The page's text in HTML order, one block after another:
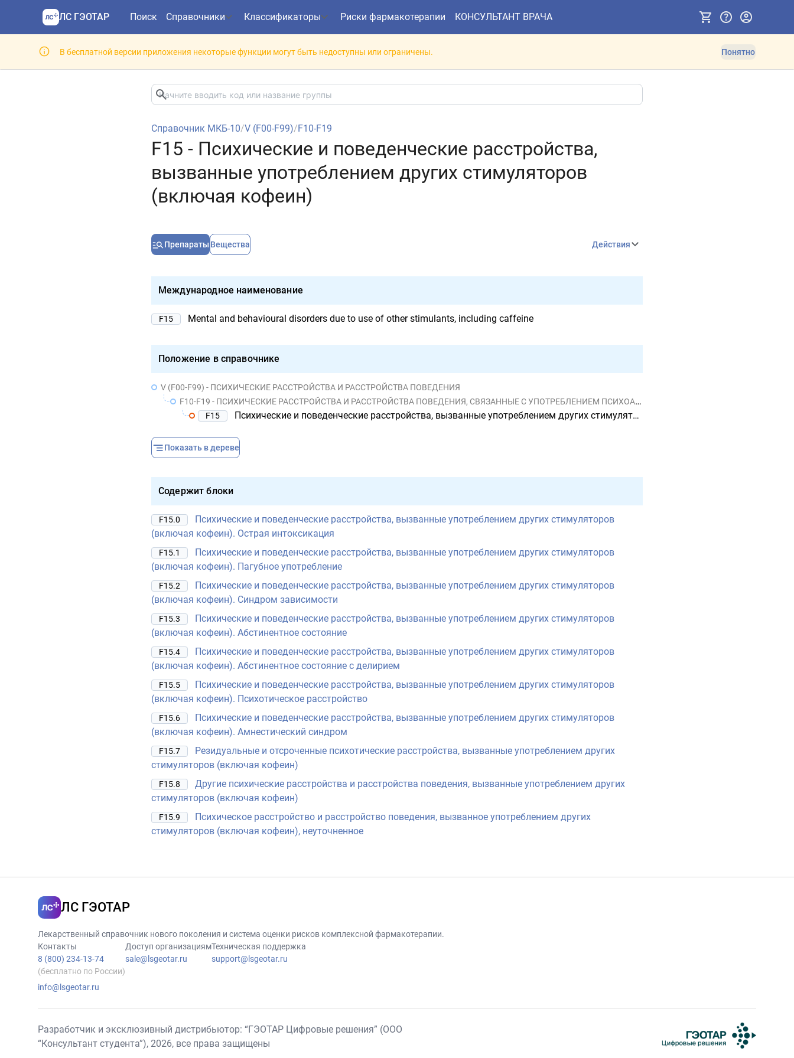
ЛС ГЭОТАР Поиск Справочники Классификаторы Риски фармакотерапии КОНСУЛЬТАНТ ВРАЧА
В бесплатной версии приложения некоторые функции могут быть недоступны или ограничены. Понятно
Справочник МКБ-10/V (F00-F99)/F10-F19
F15 - Психические и поведенческие расстройства,
вызванные употреблением других стимуляторов
(включая кофеин)
Препараты Вещества Действия
Международное наименование
F15 Mental and behavioural disorders due to use of other stimulants, including caffeine
Положение в справочнике
V (F00-F99) - ПСИХИЧЕСКИЕ РАССТРОЙСТВА И РАССТРОЙСТВА ПОВЕДЕНИЯ
F10-F19 - ПСИХИЧЕСКИЕ РАССТРОЙСТВА И РАССТРОЙСТВА ПОВЕДЕНИЯ, СВЯЗАННЫЕ С УПОТРЕБЛЕНИЕМ ПСИХОАКТИВНЫХ ВЕЩЕСТВ
F15
Психические и поведенческие расстройства, вызванные употреблением других стимуляторов (включая кофеин)
Показать в дереве
Содержит блоки
F15.0
Психические и поведенческие расстройства, вызванные употреблением других стимуляторов
(включая кофеин). Острая интоксикация
F15.1
Психические и поведенческие расстройства, вызванные употреблением других стимуляторов
(включая кофеин). Пагубное употребление
F15.2
Психические и поведенческие расстройства, вызванные употреблением других стимуляторов
(включая кофеин). Синдром зависимости
F15.3
Психические и поведенческие расстройства, вызванные употреблением других стимуляторов
(включая кофеин). Абстинентное состояние
F15.4
Психические и поведенческие расстройства, вызванные употреблением других стимуляторов
(включая кофеин). Абстинентное состояние с делирием
F15.5
Психические и поведенческие расстройства, вызванные употреблением других стимуляторов
(включая кофеин). Психотическое расстройство
F15.6
Психические и поведенческие расстройства, вызванные употреблением других стимуляторов
(включая кофеин). Амнестический синдром
F15.7
Резидуальные и отсроченные психотические расстройства, вызванные употреблением других
стимуляторов (включая кофеин)
F15.8
Другие психические расстройства и расстройства поведения, вызванные употреблением других
стимуляторов (включая кофеин)
F15.9
Психическое расстройство и расстройство поведения, вызванное употреблением других
стимуляторов (включая кофеин), неуточненное
ЛС ГЭОТАР
Лекарственный справочник нового поколения и система оценки рисков комплексной фармакотерапии.
Контакты
8 (800) 234-13-74
(бесплатно по России)
info@lsgeotar.ru
Доступ организациям
sale@lsgeotar.ru
Техническая поддержка
support@lsgeotar.ru
Разработчик и эксклюзивный дистрибьютор: “ГЭОТАР Цифровые решения” (ООО
“Консультант студента”), 2026, все права защищены